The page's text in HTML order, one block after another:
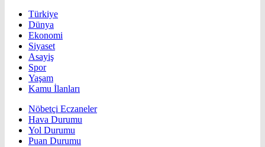
Türkiye
Dünya
Ekonomi
Siyaset
Asayiş
Spor
Yaşam
Kamu İlanları
Nöbetçi Eczaneler
Hava Durumu
Yol Durumu
Puan Durumu